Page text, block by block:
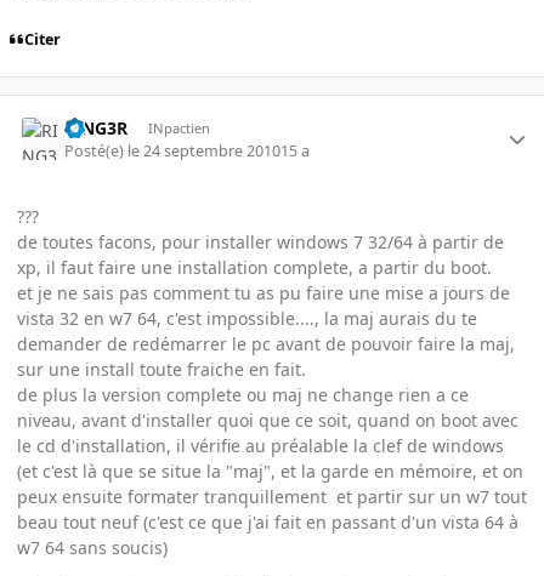
Citer
RING3R INpactien
Posté(e) le 24 septembre 201015 a
???
de toutes facons, pour installer windows 7 32/64 à partir de
xp, il faut faire une installation complete, a partir du boot.
et je ne sais pas comment tu as pu faire une mise a jours de
vista 32 en w7 64, c'est impossible...., la maj aurais du te
demander de redémarrer le pc avant de pouvoir faire la maj,
sur une install toute fraiche en fait.
de plus la version complete ou maj ne change rien a ce
niveau, avant d'installer quoi que ce soit, quand on boot avec
le cd d'installation, il vérifie au préalable la clef de windows
(et c'est là que se situe la "maj", et la garde en mémoire, et on
peux ensuite formater tranquillement et partir sur un w7 tout
beau tout neuf (c'est ce que j'ai fait en passant d'un vista 64 à
w7 64 sans soucis)